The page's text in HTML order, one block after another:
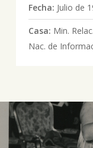
Fecha: Julio de
Casa: Min.
Nac. de